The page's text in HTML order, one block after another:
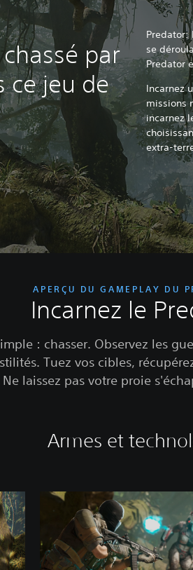
par
ce jeu de
Predator:
se
Predator
Incarnez
missions
incarnez
extra-
APERÇU DU GAMEPLAY DU
Incarnez le
: chasser. Observez les
Tuez vos cibles,
laissez pas votre proie
Armes et